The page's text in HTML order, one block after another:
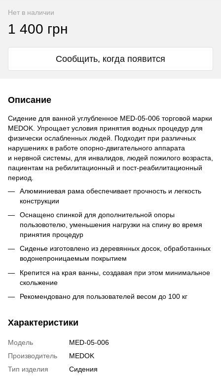
Нет в наличии
1 400 грн
Сообщить, когда появится
Описание
Сидение для ванной углубленное MED-05-006 торговой марки
MEDOK. Упрощает условия принятия водных процедур для
физически ослабленных людей. Подходит при различных
нарушениях в работе опорно-двигательного аппарата
и нервной системы, для инвалидов, людей пожилого возраста,
пациентам на ребилитационный и пост-реабилитационный
период.
Алюминиевая рама обеспечивает прочность и легкость
конструкции
Оснащено спинкой для дополнительной опоры
пользовотелю, уменьшения нагрузки на спину во время
принятия процедур
Сиденье изготовлено из деревянных досок, обработанных
водонепроницаемым покрытием
Крепится на края ванны, создавая при этом минимальное
скольжение
Рекомендовано для пользователей весом до 100 кг
Характеристики
Модель
MED-05-006
Производитель
MEDOK
Тип изделия
Сидения